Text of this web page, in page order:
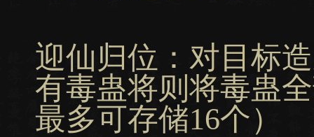
迎仙归位：对目标
有毒蛊将则将毒蛊
最多可存储16个）